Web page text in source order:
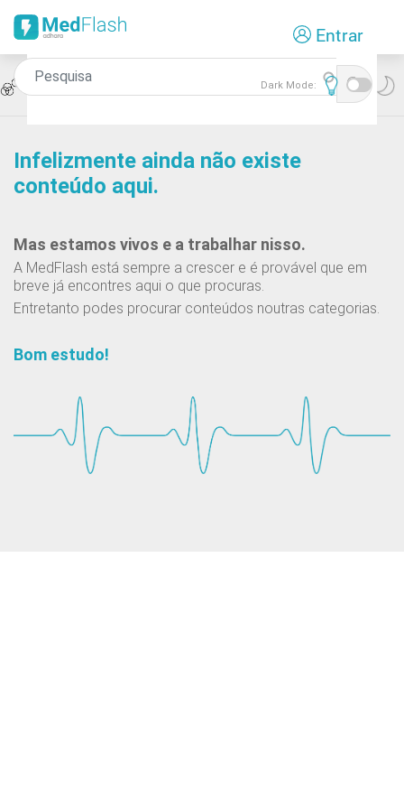
o
principal
Entrar
Icon Teste de Associação Dark Mode:
Infelizmente ainda não existe
conteúdo aqui.
Mas estamos vivos e a trabalhar nisso.
A MedFlash está sempre a crescer e é provável que em
breve já encontres aqui o que procuras.
Entretanto podes procurar conteúdos noutras categorias.
Bom estudo!